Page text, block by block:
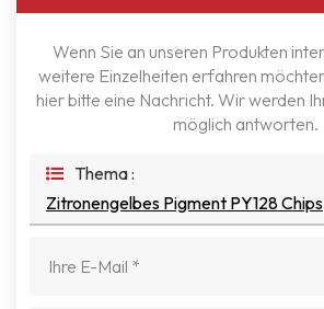
Wenn Sie an unseren Produkten
weitere Einzelheiten erfahren
hier bitte eine Nachricht. Wir werden
möglich antworten.
Thema :
Zitronengelbes Pigment PY128 Chips